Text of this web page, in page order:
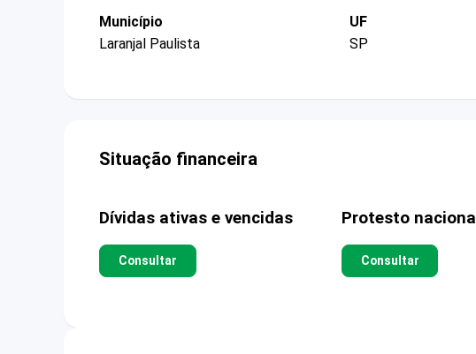
Município
Laranjal Paulista
UF
SP
Situação financeira
Dívidas ativas e vencidas
Consultar
Protesto nacional
Consultar